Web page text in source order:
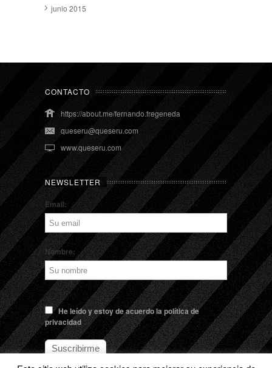
junio 2015
CONTACTO
https://about.me/fernando.fregeneda
queseru@queseru.com
www.queseru.com
NEWSLETTER
Email:
Nombre:
He leído y estoy de acuerdo la política de
privacidad